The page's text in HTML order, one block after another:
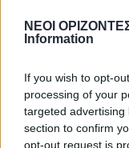
ΝΕΟΙ
Information
If you wish to opt-
processing of your
targeted
section to confirm
opt-out request is
8
8